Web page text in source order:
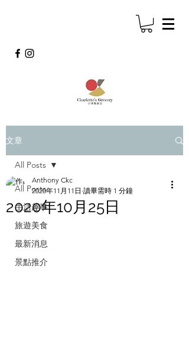
文章
All Posts
生活趣事
旅遊美食
最新消息
景點推介
All Posts
2020年10月25日
Anthony Ckc
2020年11月11日 讀畢需時 1 分鐘